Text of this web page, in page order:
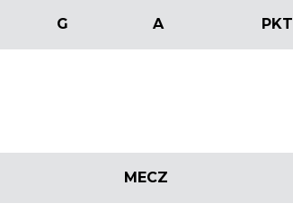
G A PKT
MECZ